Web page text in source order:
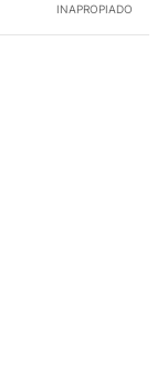
FRANCESES
INAPROPIADO